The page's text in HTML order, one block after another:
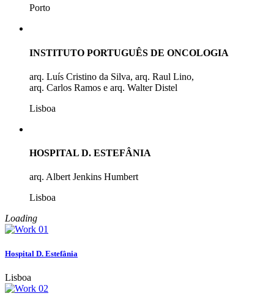
Porto
INSTITUTO PORTUGUÊS DE ONCOLOGIA
arq. Luís Cristino da Silva, arq. Raul Lino,
arq. Carlos Ramos e arq. Walter Distel
Lisboa
HOSPITAL D. ESTEFÂNIA
arq. Albert Jenkins Humbert
Lisboa
Loading
Hospital D. Estefânia
Lisboa